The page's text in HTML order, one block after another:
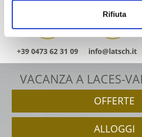
Rifiuta
+39 0473 62 31 09 info@latsch.it
VACANZA A LACES-
OFFERTE
ALLOGGI